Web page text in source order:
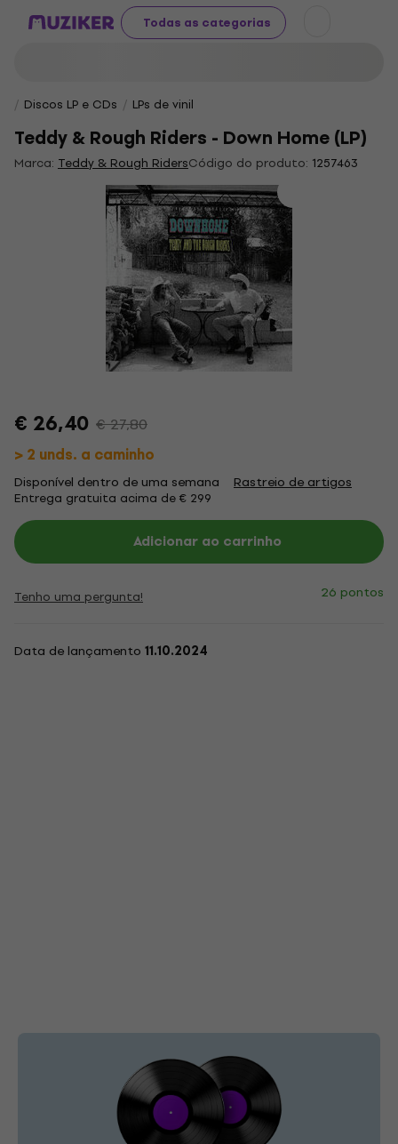
Todas as categorias
Discos LP e CDs LPs de vinil
Teddy & Rough Riders - Down Home (LP)
Marca: Teddy & Rough RidersCódigo do produto: 1257463
€ 26,40 € 27,80
> 2 unds. a caminho
Disponível dentro de uma semana Rastreio de artigos
Entrega gratuita acima de € 299
Adicionar ao carrinho
Tenho uma pergunta! 26 pontos
Data de lançamento 11.10.2024